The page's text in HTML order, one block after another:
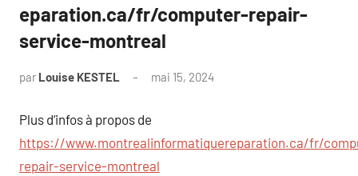
eparation.ca/fr/computer-repair-
service-montreal
par Louise KESTEL mai 15, 2024
Plus d’infos à propos de
https://www.montrealinformatiquereparation.ca/fr/
repair-service-montreal